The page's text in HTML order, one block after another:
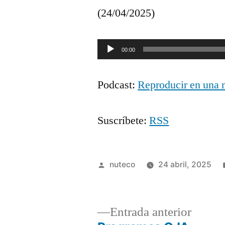
(24/04/2025)
Reproductor
audio
00:00
Podcast:Reproducir en una
Suscríbete:RSS
Publicada
nuteco 24 abril, 2025
Entrada anteriorEntrada